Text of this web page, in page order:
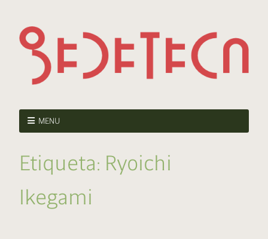
MENU
Etiqueta: Ryoichi
Ikegami